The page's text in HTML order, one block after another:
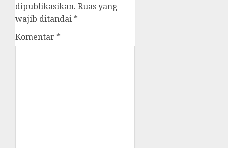
dipublikasikan. Ruas yang
wajib ditandai *
Komentar *